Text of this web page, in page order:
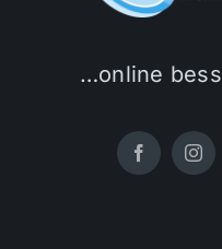
…online